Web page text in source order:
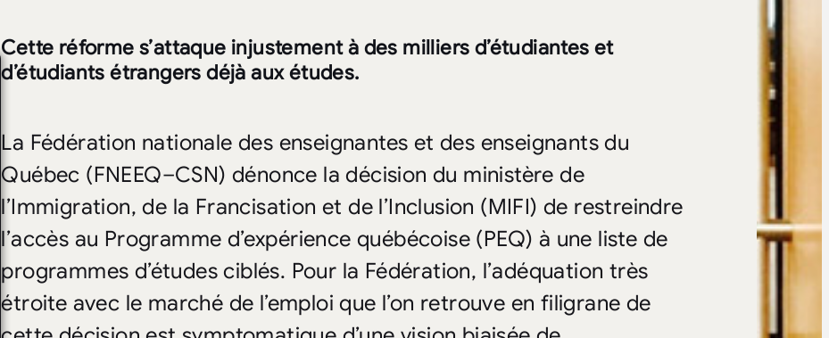
Cette réforme s’attaque injustement à des milliers d’étudiantes et
d’étudiants étrangers déjà aux études.
La Fédération nationale des enseignantes et des enseignants du
Québec (FNEEQ–CSN) dénonce la décision du ministère de
l’Immigration, de la Francisation et de l’Inclusion (MIFI) de restreindre
l’accès au Programme d’expérience québécoise (PEQ) à une liste de
programmes d’études ciblés. Pour la Fédération, l’adéquation très
étroite avec le marché de l’emploi que l’on retrouve en filigrane de